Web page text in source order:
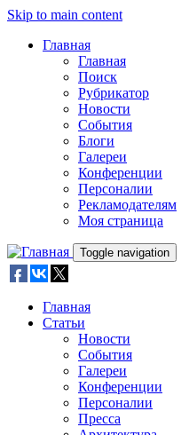
Skip to main content
Главная
Главная
Поиск
Рубрикатор
Новости
События
Блоги
Галереи
Конференции
Персоналии
Рекламодателям
Моя страница
Toggle navigation
Главная
Статьи
Новости
События
Галереи
Конференции
Персоналии
Пресса